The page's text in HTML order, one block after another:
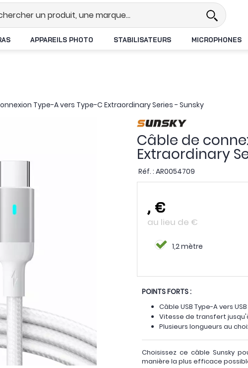
réel
APPAREILS PHOTO STABILISATEURS MICROPHONES
Type-A vers Type-C Extraordinary Series - Sunsky
Câble de
Extraordinary
Réf. : AR0054709
, €
au lieu de €
1,2 mètre
POINTS FORTS :
Câble USB Type-A vers
Vitesse de transfert
Plusieurs longueurs au
Choisissez ce câble Sunsky
manière la plus efficace